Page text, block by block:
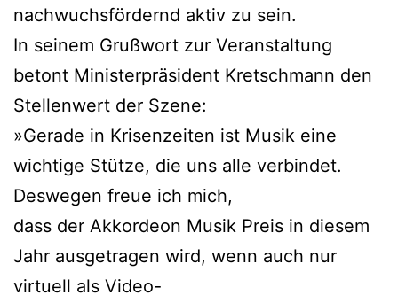
nachwuchsfördernd aktiv zu sein.
In seinem Grußwort zur Veranstaltung
betont Ministerpräsident Kretschmann den
Stellenwert der Szene:
»Gerade in Krisenzeiten ist Musik eine
wichtige Stütze, die uns alle verbindet.
Deswegen freue ich mich,
dass der Akkordeon Musik Preis in diesem
Jahr ausgetragen wird, wenn auch nur
virtuell als Video-